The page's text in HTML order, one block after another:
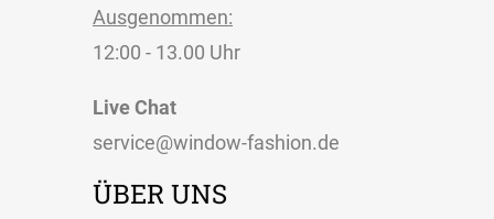
Ausgenommen:
12:00 - 13.00 Uhr
Live Chat
service@window-fashion.de
ÜBER UNS